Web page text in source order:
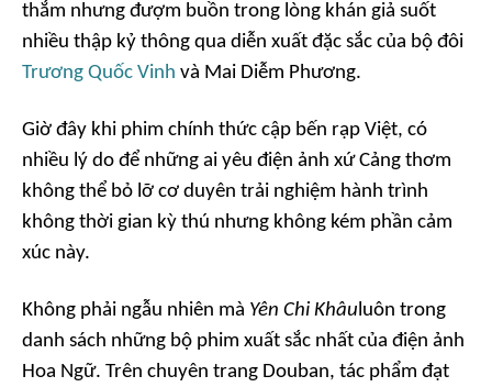
thắm nhưng đượm buồn trong lòng khán giả suốt
nhiều thập kỷ thông qua diễn xuất đặc sắc của bộ đôi
Trương Quốc Vinh và Mai Diễm Phương.
Giờ đây khi phim chính thức cập bến rạp Việt, có
nhiều lý do để những ai yêu điện ảnh xứ Cảng thơm
không thể bỏ lỡ cơ duyên trải nghiệm hành trình
không thời gian kỳ thú nhưng không kém phần cảm
xúc này.
Không phải ngẫu nhiên mà Yên Chi Khâuluôn trong
danh sách những bộ phim xuất sắc nhất của điện ảnh
Hoa Ngữ. Trên chuyên trang Douban, tác phẩm đạt